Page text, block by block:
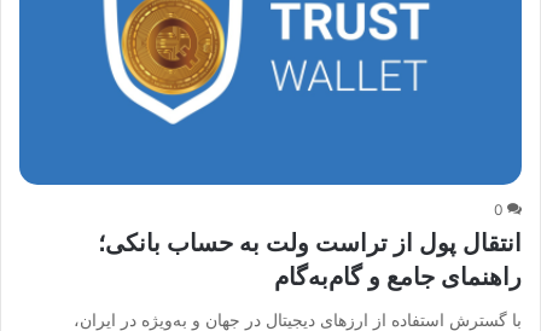
0
انتقال پول از تراست ولت به حساب بانکی؛
راهنمای جامع و گام‌به‌گام
با گسترش استفاده از ارزهای دیجیتال در جهان و به‌ویژه در ایران،